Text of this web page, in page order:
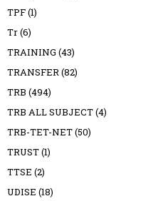
TPF(1)
Tr(6)
TRAINING (43)
TRANSFER(82)
TRB (494)
TRB ALL SUBJECT(4)
TRB-TET-NET(50)
TRUST(1)
TTSE (2)
UDISE (18)